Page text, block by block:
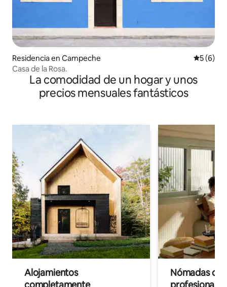
Residencia en Campeche
5 (6)
Casa de la Rosa.
La comodidad de un hogar y unos
precios mensuales fantásticos
Alojamientos
Nómadas